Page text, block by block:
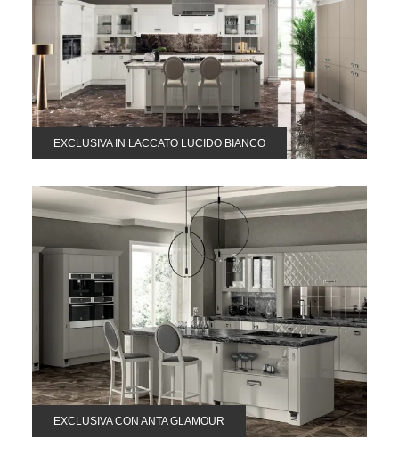
EXCLUSIVA IN LACCATO LUCIDO BIANCO
EXCLUSIVA CON ANTA GLAMOUR